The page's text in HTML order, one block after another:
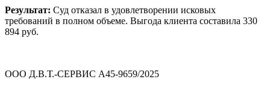
Результат: Суд отказал в удовлетворении исковых
требований в полном объеме. Выгода клиента составила 330
894 руб.
ООО Д.В.Т.-СЕРВИС А45-9659/2025